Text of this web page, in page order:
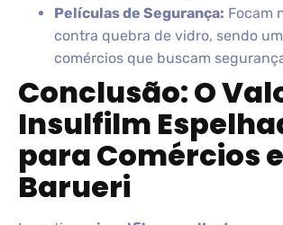
Películas de Segurança: Focam
contra quebra de vidro, sendo
comércios que buscam
Conclusão: O
Insulfilm
para Comércios
Barueri